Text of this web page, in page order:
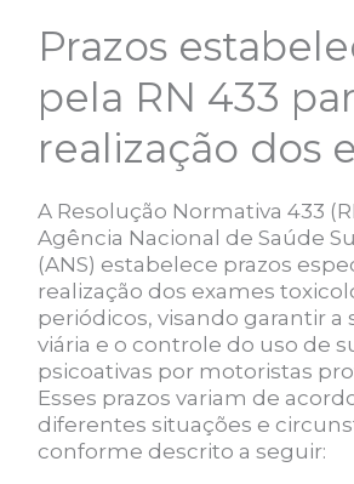
Prazos
pela RN 433
realização dos
A Resolução Normativa 433
Agência Nacional de Saúde
(ANS) estabelece prazos
realização dos exames
periódicos, visando garantir a
viária e o controle do uso de
psicoativas por motoristas
Esses prazos variam de
diferentes situações e
conforme descrito a seguir: